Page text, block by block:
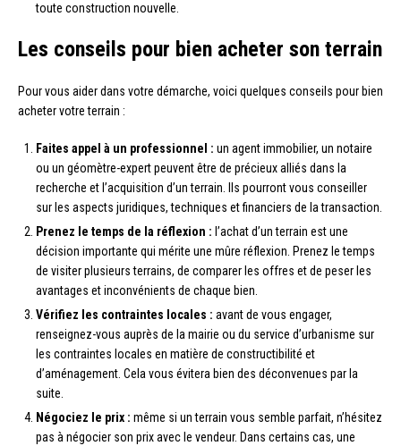
toute construction nouvelle.
Les conseils pour bien acheter son terrain
Pour vous aider dans votre démarche, voici quelques conseils pour bien
acheter votre terrain :
Faites appel à un professionnel : un agent immobilier, un notaire
ou un géomètre-expert peuvent être de précieux alliés dans la
recherche et l’acquisition d’un terrain. Ils pourront vous conseiller
sur les aspects juridiques, techniques et financiers de la transaction.
Prenez le temps de la réflexion : l’achat d’un terrain est une
décision importante qui mérite une mûre réflexion. Prenez le temps
de visiter plusieurs terrains, de comparer les offres et de peser les
avantages et inconvénients de chaque bien.
Vérifiez les contraintes locales : avant de vous engager,
renseignez-vous auprès de la mairie ou du service d’urbanisme sur
les contraintes locales en matière de constructibilité et
d’aménagement. Cela vous évitera bien des déconvenues par la
suite.
Négociez le prix : même si un terrain vous semble parfait, n’hésitez
pas à négocier son prix avec le vendeur. Dans certains cas, une